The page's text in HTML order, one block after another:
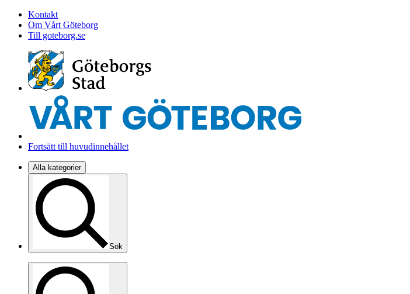
Kontakt
Om Vårt Göteborg
Till goteborg.se
Fortsätt till huvudinnehållet
Alla kategorier
Sök